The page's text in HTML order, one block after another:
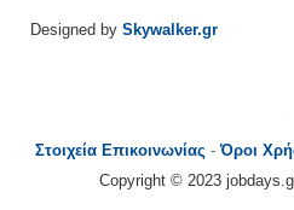
Designed by Skywalker.gr
Στοιχεία Επικοινωνίας -Όροι
Copyright © 2023